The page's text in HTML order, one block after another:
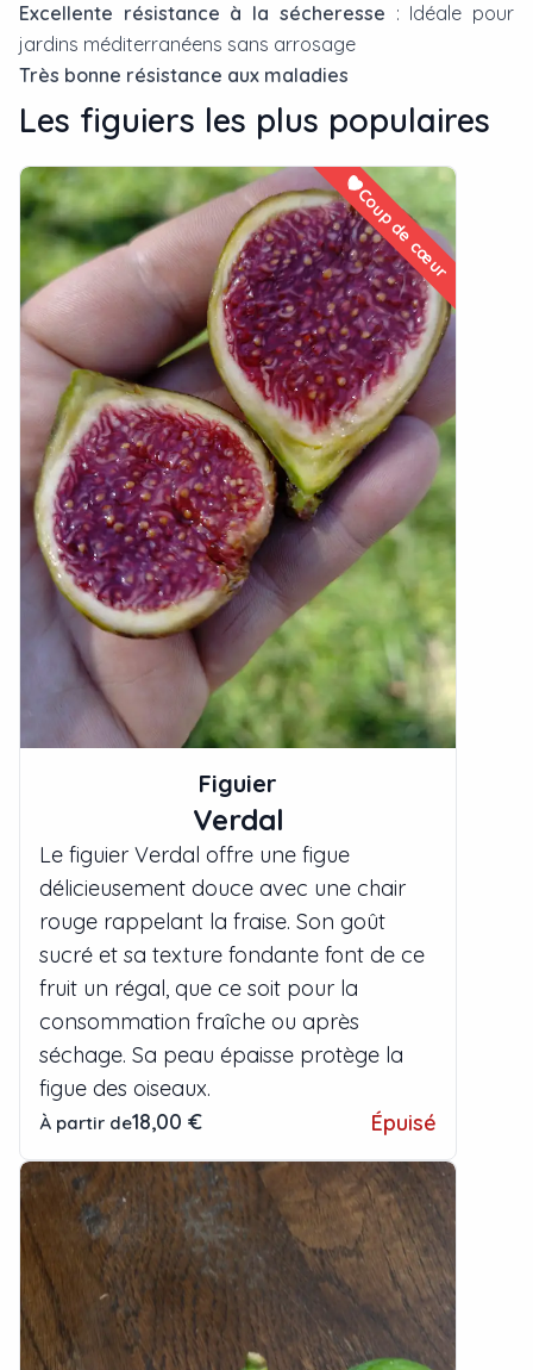
Excellente résistance à la sécheresse : Idéale pour
jardins méditerranéens sans arrosage
Très bonne résistance aux maladies
Les figuiers les plus populaires
Coup de cœur
Figuier
Verdal
Le figuier Verdal offre une figue
délicieusement douce avec une chair
rouge rappelant la fraise. Son goût
sucré et sa texture fondante font de ce
fruit un régal, que ce soit pour la
consommation fraîche ou après
séchage. Sa peau épaisse protège la
figue des oiseaux.
À partir de18,00 € Épuisé